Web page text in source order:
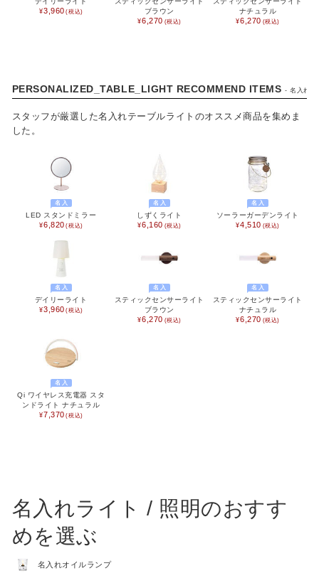
アクセサリー雑貨
アウトドア
アウトレット
SCENE
誕生日プレゼント
バレンタイン
母の日
敬老の日
クリスマスプレゼント
販促品＆ノベルティグッズ
ハロウィン 喪中お見舞い
おもたせ
出産祝い
3,960
ブラウン
6,270
ナチュラル
6,270
PERSONALIZED_TABLE_LIGHT RECOMMEND ITEMS - 名入れテ
スタッフが厳選した名入れテーブルライトのオススメ商品を集めま
した。
名入
LED スタンドミラー
6,820
名入
しずくライト
6,160
名入
ソーラーガーデンライト
4,510
名入
デイリーライト
3,960
名入
スティックセンサーライト
ブラウン
6,270
名入
スティックセンサーライト
ナチュラル
6,270
名入
Qi ワイヤレス充電器 スタ
ンドライト ナチュラル
7,370
名入れライト / 照明のおすす
めを選ぶ
名入れオイルランプ